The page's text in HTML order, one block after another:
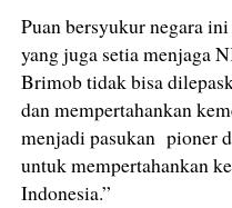
Puan bersyukur negara
yang juga setia menjaga
Brimob tidak bisa
dan mempertahankan
menjadi pasukan pioner
untuk mempertahankan
Indonesia.”